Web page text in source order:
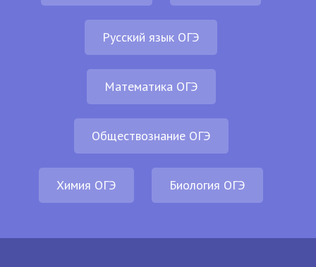
Русский язык ОГЭ
Математика ОГЭ
Обществознание ОГЭ
Химия ОГЭ Биология ОГЭ